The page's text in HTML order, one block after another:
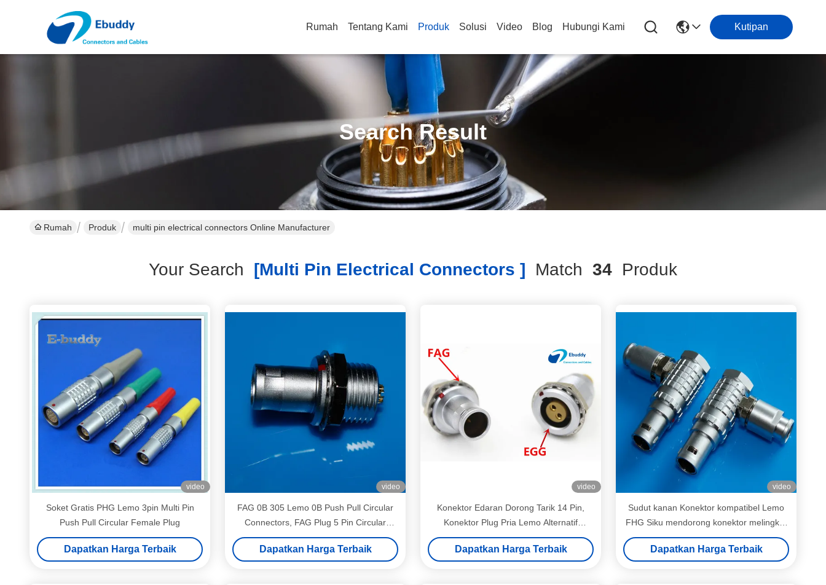
Rumah Tentang Kami Produk Solusi Video Blog Hubungi Kami Kutipan
Search Result
Rumah Produk multi pin electrical connectors Online Manufacturer
Your Search [multi Pin Electrical Connectors ] Match 34 Produk
video
Soket Gratis PHG Lemo 3pin Multi Pin
Push Pull Circular Female Plug
Dapatkan Harga Terbaik
video
FAG 0B 305 Lemo 0B Push Pull Circular
Connectors, FAG Plug 5 Pin Circular
Connector
Dapatkan Harga Terbaik
video
Konektor Edaran Dorong Tarik 14 Pin,
Konektor Plug Pria Lemo Alternatif
FAG.1B.314
Dapatkan Harga Terbaik
video
Sudut kanan Konektor kompatibel Lemo
FHG Siku mendorong konektor melingkar
menarik 2pin --- 26pin multi pole plug
Dapatkan Harga Terbaik